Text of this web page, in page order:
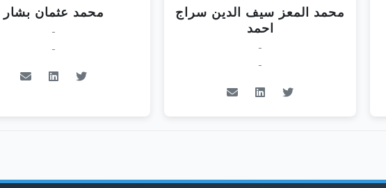
محمد المعز سيف الدين سراج
احمد
-
-
محمد عثمان بشار
-
-